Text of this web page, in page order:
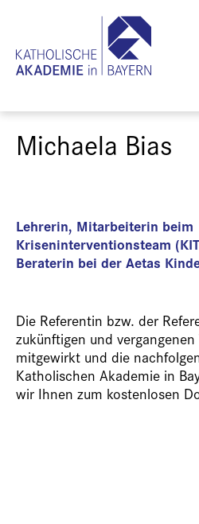
Michaela Bias
Lehrerin, Mitarbeiterin beim
Kriseninterventionsteam
Beraterin bei der Aetas
Die Referentin bzw. der
zukünftigen und
mitgewirkt und die
Katholischen Akademie in
wir Ihnen zum kostenlosen